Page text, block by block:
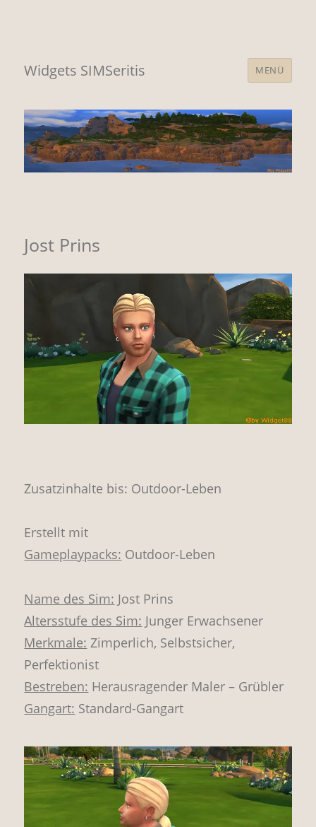
Widgets SIMSeritis MENÜ
Jost Prins
Zusatzinhalte bis: Outdoor-Leben
Erstellt mit
Gameplaypacks: Outdoor-Leben
Name des Sim: Jost Prins
Altersstufe des Sim: Junger Erwachsener
Merkmale: Zimperlich, Selbstsicher,
Perfektionist
Bestreben: Herausragender Maler – Grübler
Gangart: Standard-Gangart